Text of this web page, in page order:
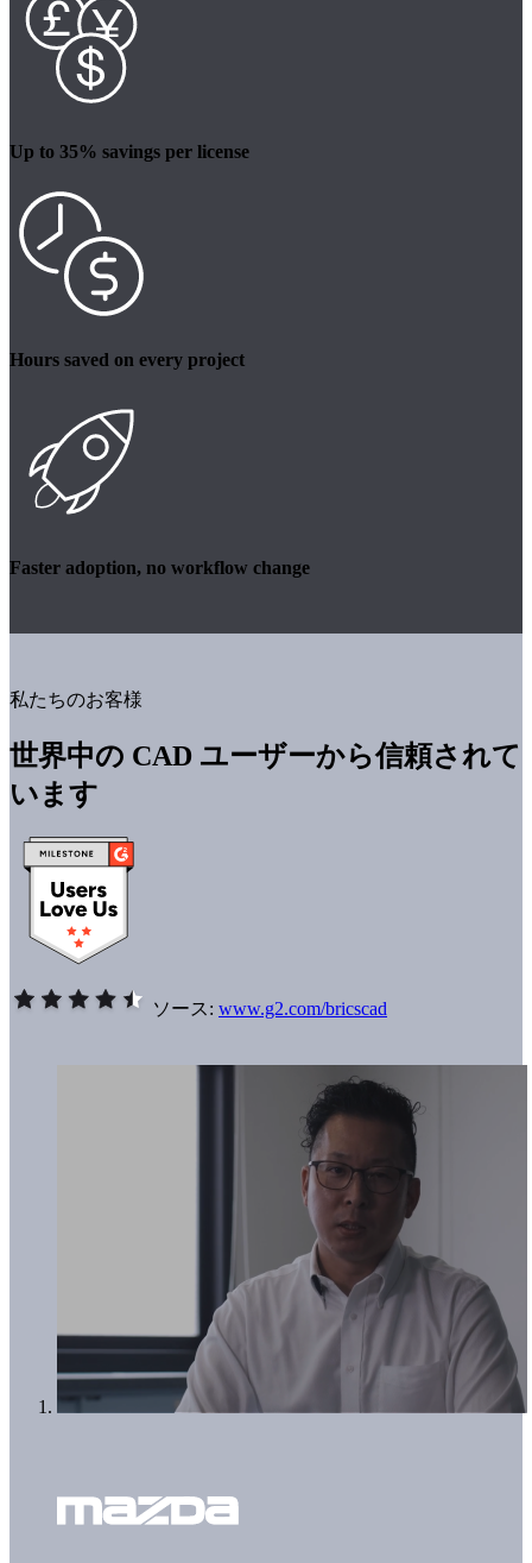
Up to 35% savings per license
Hours saved on every project
Faster adoption, no workflow change
私たちのお客様
世界中の CAD ユーザーから信頼されて
います
ソース:www.g2.com/bricscad